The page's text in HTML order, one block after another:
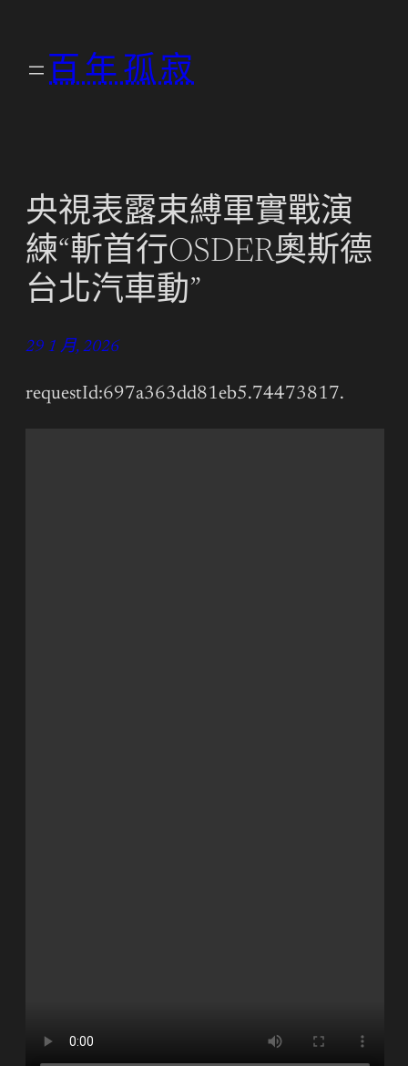
百年孤寂
央視表露束縛軍實戰演
練“斬首行OSDER奧斯德
台北汽車動”
29 1 月, 2026
requestId:697a363dd81eb5.74473817.